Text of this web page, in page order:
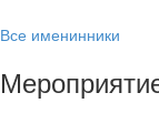
Все именинники